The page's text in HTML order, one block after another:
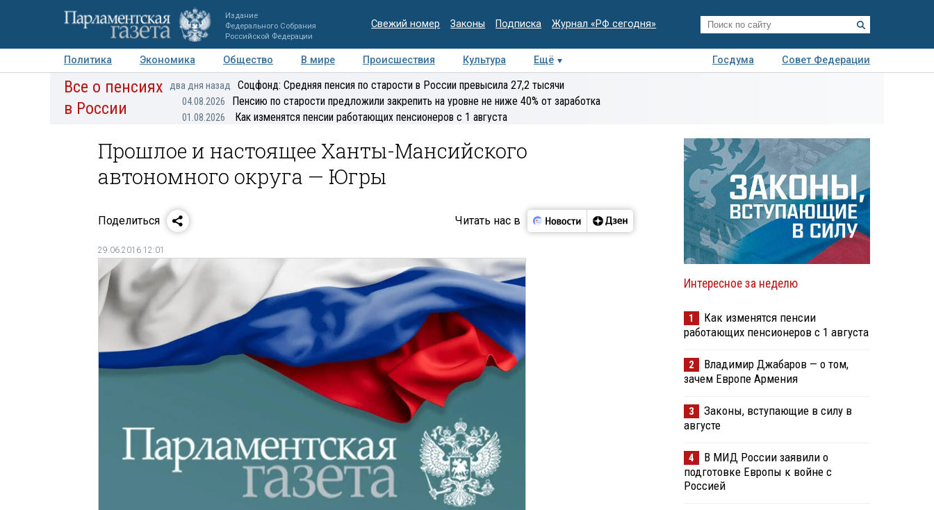
Издание
Федерального Собрания
Российской Федерации
Свежий номер Законы Подписка Журнал «РФ сегодня»
Политика Экономика Общество В мире Происшествия Культура Ещё Госдума
Совет Федерации
Авторы Персоны Мнения Регионы Медиацентр Интервью Колумнисты
Все о пенсиях
в России
два дня назад Соцфонд: Средняя пенсия по старости в России превысила 27,2 тысячи
04.08.2026 Пенсию по старости предложили закрепить на уровне не ниже 40% от заработка
01.08.2026 Как изменятся пенсии работающих пенсионеров с 1 августа
Прошлое и настоящее Ханты-Мансийского
автономного округа — Югры
Поделиться Читать нас в
29.06.2016 12:01
Интересное за неделю
1
Как изменятся пенсии
работающих пенсионеров с 1 августа
2
Владимир Джабаров — о том,
зачем Европе Армения
3
Законы, вступающие в силу в
августе
4
В МИД России заявили о
подготовке Европы к войне с
Россией